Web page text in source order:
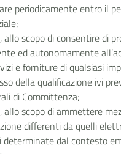
periodicamente entro il
scopo di consentire di
ed autonomamente
e forniture di qualsiasi
della qualificazione ivi
di Committenza;
allo scopo di ammettere
differenti da quelli
determinate dal contesto